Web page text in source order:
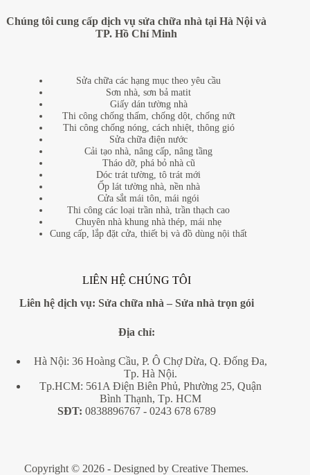
Chúng tôi cung cấp dịch vụ sửa chữa nhà tại Hà Nội và
TP. Hồ Chí Minh
Sửa chữa các hạng mục theo yêu cầu
Sơn nhà, sơn bả matit
Giấy dán tường nhà
Thi công chống thấm, chống dột, chống nứt
Thi công chống nóng, cách nhiệt, thông gió
Sửa chữa điện nước
Cải tạo nhà, nâng cấp, nâng tầng
Tháo dỡ, phá bỏ nhà cũ
Dóc trát tường, tô trát mới
Ốp lát tường nhà, nền nhà
Cửa sắt mái tôn, mái ngói
Thi công các loại trần nhà, trần thạch cao
Chuyên nhà khung nhà thép, mái nhẹ
Cung cấp, lắp đặt cửa, thiết bị và đồ dùng nội thất
LIÊN HỆ CHÚNG TÔI
Liên hệ dịch vụ: Sửa chữa nhà – Sửa nhà trọn gói
Địa chỉ:
Hà Nội: 36 Hoàng Cầu, P. Ô Chợ Dừa, Q. Đống Đa,
Tp. Hà Nội.
Tp.HCM: 561A Điện Biên Phủ, Phường 25, Quận
Bình Thạnh, Tp. HCM
SĐT: 0838896767- 0243 678 6789
Copyright © 2026 - Designed byCreative Themes.